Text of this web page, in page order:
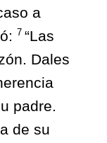
a
7 “Las
Dales
padre.
de su